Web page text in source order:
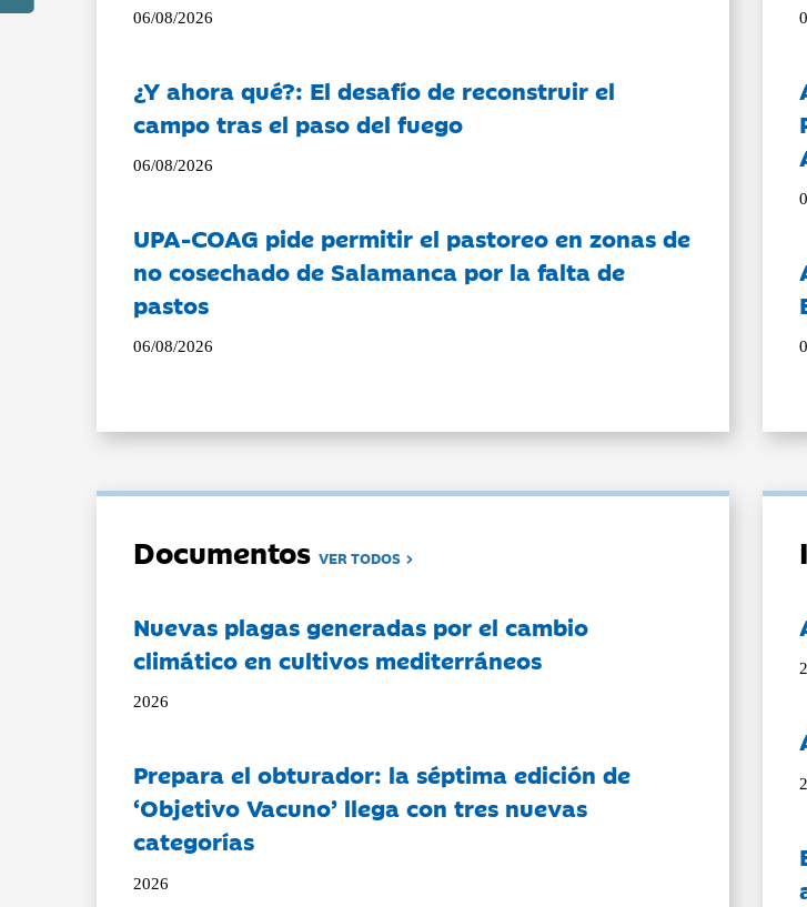
06/08/2026
¿Y ahora qué?: El desafío de reconstruir el
campo tras el paso del fuego
06/08/2026
UPA-COAG pide permitir el pastoreo en zonas de
no cosechado de Salamanca por la falta de
pastos
06/08/2026
DocumentosVER TODOS
Nuevas plagas generadas por el cambio
climático en cultivos mediterráneos
2026
Prepara el obturador: la séptima edición de
‘Objetivo Vacuno’ llega con tres nuevas
categorías
2026